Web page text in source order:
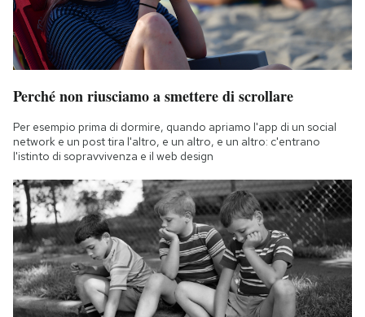
Perché non riusciamo a smettere di scrollare
Per esempio prima di dormire, quando apriamo l'app di un social
network e un post tira l'altro, e un altro, e un altro: c'entrano
l'istinto di sopravvivenza e il web design